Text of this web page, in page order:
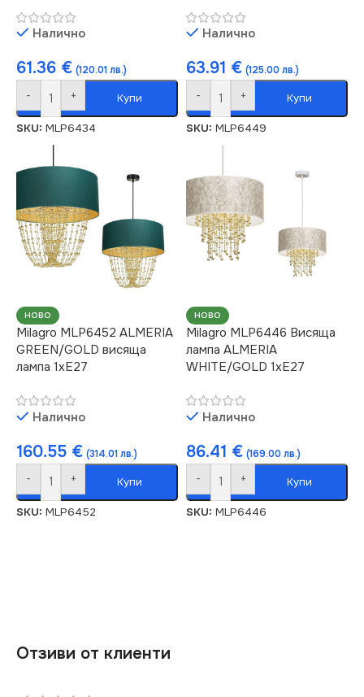
Налично
61.36 € (120.01 лв.)
- + Купи
SKU: MLP6434
Налично
63.91 € (125.00 лв.)
- + Купи
SKU: MLP6449
НОВО
Milagro MLP6452 ALMERIA
GREEN/GOLD висяща
лампа 1xE27
Налично
160.55 € (314.01 лв.)
- + Купи
SKU: MLP6452
НОВО
Milagro MLP6446 Висяща
лампа ALMERIA
WHITE/GOLD 1xE27
Налично
86.41 € (169.00 лв.)
- + Купи
SKU: MLP6446
Отзиви от клиенти